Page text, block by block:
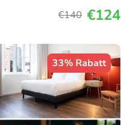
€140 €124
33% Rabatt